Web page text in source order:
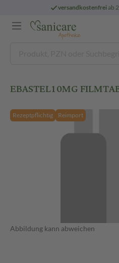
versandkostenfreiab
EBASTEL10MG
Rezeptpflichtig Reimport
Abbildung kann abweichen